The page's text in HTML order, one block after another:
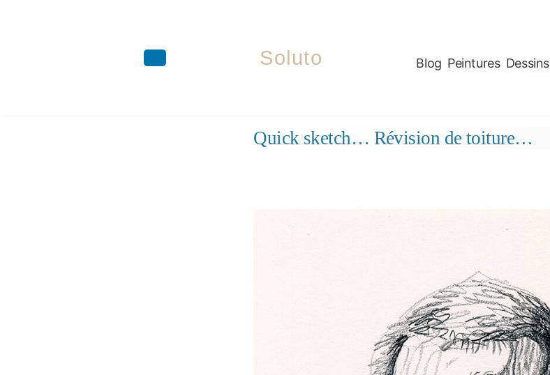
Soluto Blog Peintures Dessins
Quick sketch… Révision de toiture…